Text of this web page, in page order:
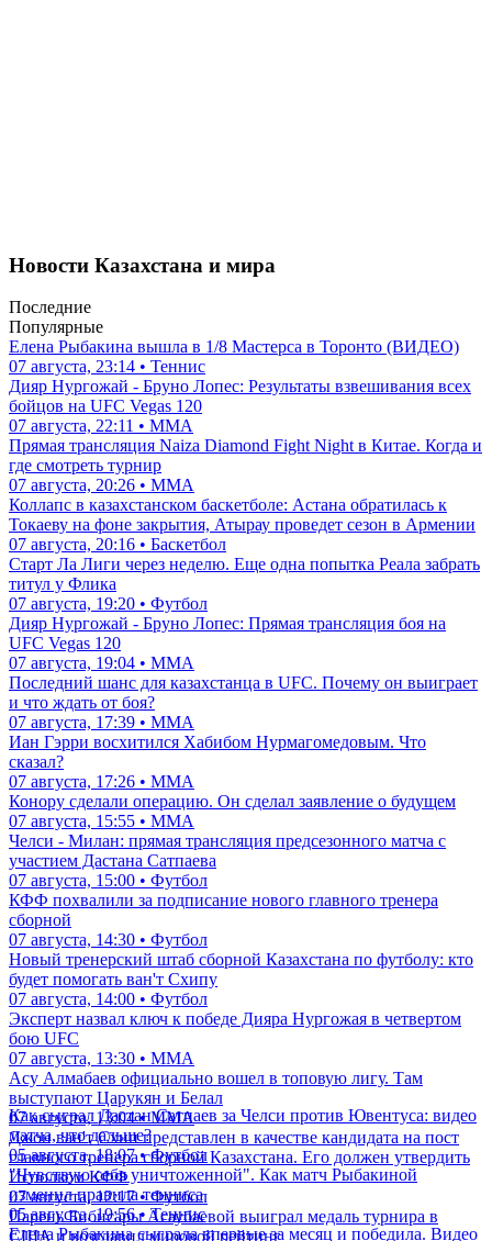
Новости Казахстана и мира
Последние
Популярные
Елена Рыбакина вышла в 1/8 Мастерса в Торонто (ВИДЕО)
07 августа, 23:14 • Теннис
Дияр Нургожай - Бруно Лопес: Результаты взвешивания всех
бойцов на UFC Vegas 120
07 августа, 22:11 • ММА
Прямая трансляция Naiza Diamond Fight Night в Китае. Когда и
где смотреть турнир
07 августа, 20:26 • ММА
Коллапс в казахстанском баскетболе: Астана обратилась к
Токаеву на фоне закрытия, Атырау проведет сезон в Армении
07 августа, 20:16 • Баскетбол
Старт Ла Лиги через неделю. Еще одна попытка Реала забрать
титул у Флика
07 августа, 19:20 • Футбол
Дияр Нургожай - Бруно Лопес: Прямая трансляция боя на
UFC Vegas 120
07 августа, 19:04 • ММА
Последний шанс для казахстанца в UFC. Почему он выиграет
и что ждать от боя?
07 августа, 17:39 • ММА
Иан Гэрри восхитился Хабибом Нурмагомедовым. Что
сказал?
07 августа, 17:26 • ММА
Конору сделали операцию. Он сделал заявление о будущем
07 августа, 15:55 • ММА
Челси - Милан: прямая трансляция предсезонного матча с
участием Дастана Сатпаева
07 августа, 15:00 • Футбол
КФФ похвалили за подписание нового главного тренера
сборной
07 августа, 14:30 • Футбол
Новый тренерский штаб сборной Казахстана по футболу: кто
будет помогать ван'т Схипу
07 августа, 14:00 • Футбол
Эксперт назвал ключ к победе Дияра Нургожая в четвертом
бою UFC
07 августа, 13:30 • ММА
Асу Алмабаев официально вошел в топовую лигу. Там
выступают Царукян и Белал
07 августа, 13:04 • ММА
Джон ван'т Схип представлен в качестве кандидата на пост
главного тренера сборной Казахстана. Его должен утвердить
Исполком КФФ
07 августа, 12:17 • Футбол
Парень Бибисары Асаубаевой выиграл медаль турнира в
США и возглавил мировой рейтинг
Как сыграл Дастан Сатпаев за Челси против Ювентуса: видео
матча, что дальше?
05 августа, 18:07 • Футбол
"Чувствую себя уничтоженной". Как матч Рыбакиной
изменил правила тенниса
05 августа, 19:56 • Теннис
Елена Рыбакина сыграла впервые за месяц и победила. Видео